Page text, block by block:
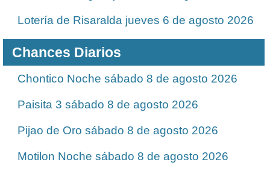
Lotería de Risaralda jueves 6 de agosto 2026
Chances Diarios
Chontico Noche sábado 8 de agosto 2026
Paisita 3 sábado 8 de agosto 2026
Pijao de Oro sábado 8 de agosto 2026
Motilon Noche sábado 8 de agosto 2026